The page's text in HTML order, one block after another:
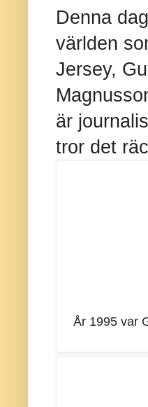
Denna
världen
Jersey,
är
tror det
År 1995 var